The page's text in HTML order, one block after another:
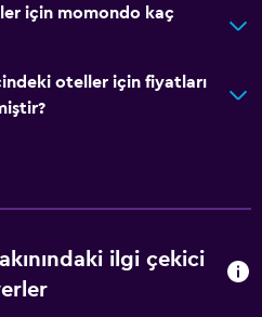
için momondo kaç
oteller için fiyatları
ilgi çekici